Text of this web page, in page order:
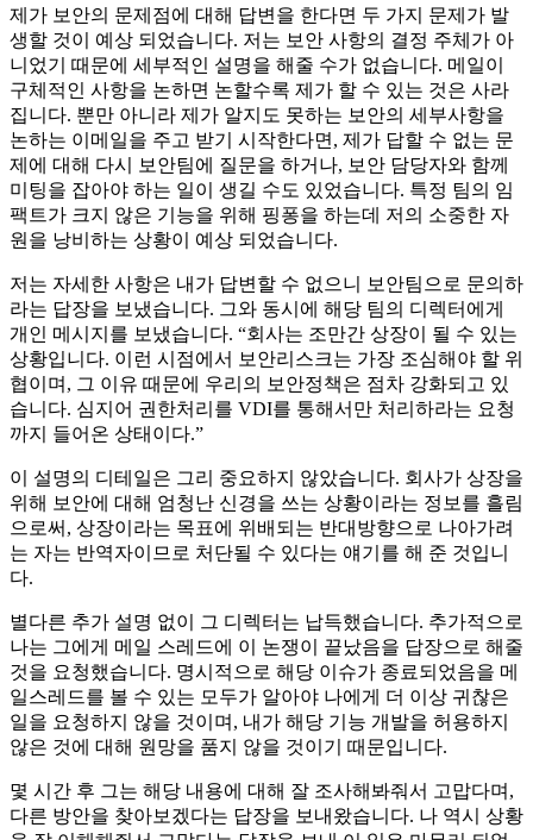
제가 보안의 문제점에 대해 답변을 한다면 두 가지 문제가 발
생할 것이 예상 되었습니다. 저는 보안 사항의 결정 주체가 아
니었기 때문에 세부적인 설명을 해줄 수가 없습니다. 메일이
구체적인 사항을 논하면 논할수록 제가 할 수 있는 것은 사라
집니다. 뿐만 아니라 제가 알지도 못하는 보안의 세부사항을
논하는 이메일을 주고 받기 시작한다면, 제가 답할 수 없는 문
제에 대해 다시 보안팀에 질문을 하거나, 보안 담당자와 함께
미팅을 잡아야 하는 일이 생길 수도 있었습니다. 특정 팀의 임
팩트가 크지 않은 기능을 위해 핑퐁을 하는데 저의 소중한 자
원을 낭비하는 상황이 예상 되었습니다.
저는 자세한 사항은 내가 답변할 수 없으니 보안팀으로 문의하
라는 답장을 보냈습니다. 그와 동시에 해당 팀의 디렉터에게
개인 메시지를 보냈습니다. “회사는 조만간 상장이 될 수 있는
상황입니다. 이런 시점에서 보안리스크는 가장 조심해야 할 위
협이며, 그 이유 때문에 우리의 보안정책은 점차 강화되고 있
습니다. 심지어 권한처리를 VDI를 통해서만 처리하라는 요청
까지 들어온 상태이다.”
이 설명의 디테일은 그리 중요하지 않았습니다. 회사가 상장을
위해 보안에 대해 엄청난 신경을 쓰는 상황이라는 정보를 흘림
으로써, 상장이라는 목표에 위배되는 반대방향으로 나아가려
는 자는 반역자이므로 처단될 수 있다는 얘기를 해 준 것입니
다.
별다른 추가 설명 없이 그 디렉터는 납득했습니다. 추가적으로
나는 그에게 메일 스레드에 이 논쟁이 끝났음을 답장으로 해줄
것을 요청했습니다. 명시적으로 해당 이슈가 종료되었음을 메
일스레드를 볼 수 있는 모두가 알아야 나에게 더 이상 귀찮은
일을 요청하지 않을 것이며, 내가 해당 기능 개발을 허용하지
않은 것에 대해 원망을 품지 않을 것이기 때문입니다.
몇 시간 후 그는 해당 내용에 대해 잘 조사해봐줘서 고맙다며,
다른 방안을 찾아보겠다는 답장을 보내왔습니다. 나 역시 상황